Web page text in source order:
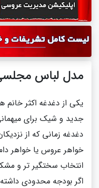
مدل لباس مجلسی
یکی از دغدغه اکثر
جدید و شیک برای
دغدغه زمانی که از
خواهر عروس یا خواهر
انتخاب سختگیر تر و
اگر بودجه محدودی